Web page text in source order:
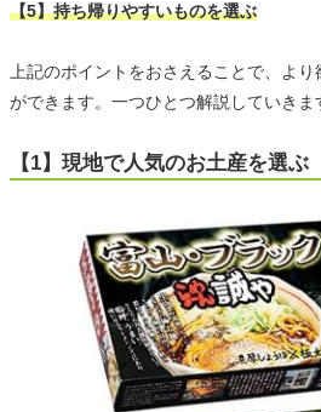
【5】持ち帰りやすいものを選ぶ
上記のポイントをおさえることで、よ
ができます。一つひとつ解説していきま
【1】現地で人気のお土産を選ぶ